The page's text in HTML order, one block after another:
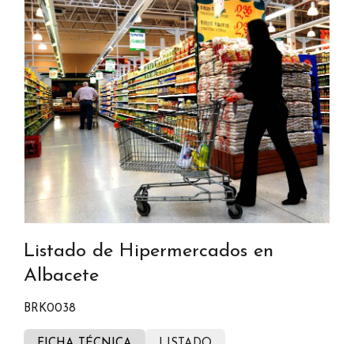
Listado de Hipermercados en
Albacete
BRK0038